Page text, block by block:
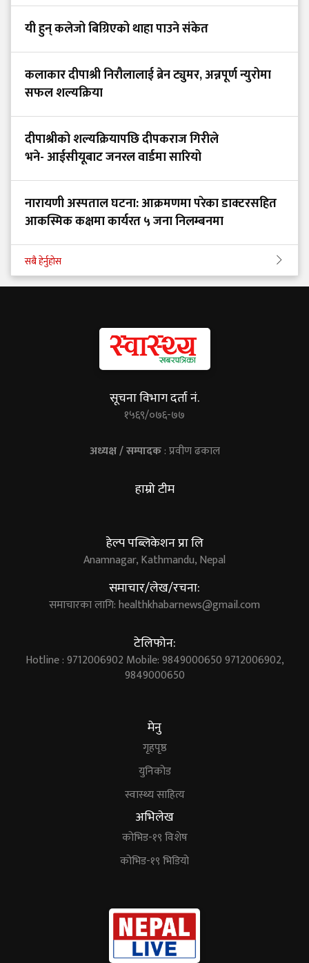
यी हुन् कलेजो बिग्रिएको थाहा पाउने संकेत
कलाकार दीपाश्री निरौलालाई ब्रेन ट्युमर, अन्नपूर्ण न्युरोमा
सफल शल्यक्रिया
दीपाश्रीको शल्यक्रियापछि दीपकराज गिरीले
भने- आईसीयूबाट जनरल वार्डमा सारियो
नारायणी अस्पताल घटना: आक्रमणमा परेका डाक्टरसहित
आकस्मिक कक्षमा कार्यरत ५ जना निलम्बनमा
सबै हेर्नुहोस
सूचना विभाग दर्ता नं.
१५६९/०७६-७७
अध्यक्ष / सम्पादक: प्रवीण ढकाल
हाम्रो टीम
हेल्प पब्लिकेशन प्रा लि
Anamnagar, Kathmandu, Nepal
समाचार/लेख/रचना:
समाचारका लागि:healthkhabarnews@gmail.com
टेलिफोन:
Hotline : 9712006902 Mobile: 9849000650 9712006902,
9849000650
मेनु
गृहपृष्ठ
युनिकोड
स्वास्थ्य साहित्य
अभिलेख
कोभिड-१९ विशेष
कोभिड-१९ भिडियो